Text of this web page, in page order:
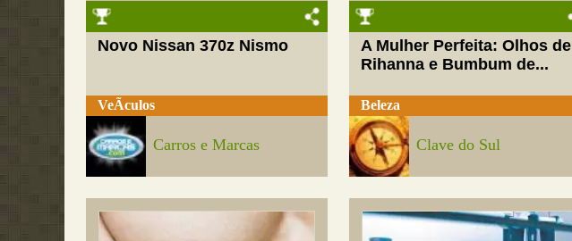
Novo Nissan 370z Nismo
VeÃ­culos
Carros e Marcas
A Mulher Perfeita: Olhos de
Rihanna e Bumbum de...
Beleza
Clave do Sul